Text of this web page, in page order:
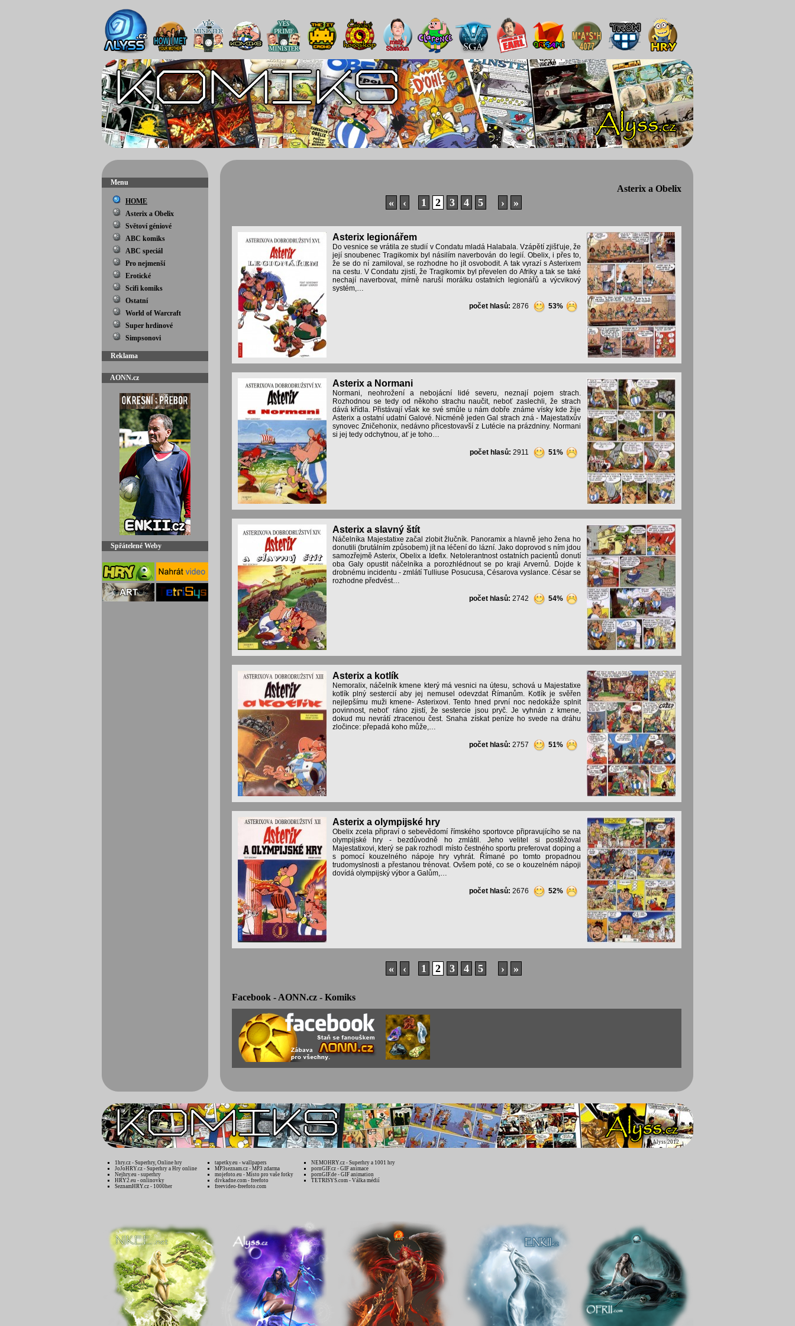
Menu
HOME
Asterix a Obelix
Světoví géniové
ABC komiks
ABC speciál
Pro nejmenší
Erotické
Scifi komiks
Ostatní
World of Warcraft
Super hrdinové
Simpsonovi
Reklama
AONN.cz
Spřátelené Weby
Asterix a Obelix
« ‹ 1 2 3 4 5 › »
Asterix legionářem
Do vesnice se vrátila ze studií v Condatu mladá Halabala. Vzápětí zjišťuje, že
její snoubenec Tragikomix byl násilím naverbován do legií. Obelix, i přes to,
že se do ní zamiloval, se rozhodne ho jít osvobodit. A tak vyrazí s Asterixem
na cestu. V Condatu zjistí, že Tragikomix byl převelen do Afriky a tak se také
nechají naverbovat, mírně naruší morálku ostatních legionářů a výcvikový
systém,…
počet hlasů: 2876 53%
Asterix a Normani
Normani, neohrožení a nebojácní lidé severu, neznají pojem strach.
Rozhodnou se tedy od někoho strachu naučit, neboť zaslechli, že strach
dává křídla. Přistávají však ke své smůle u nám dobře známe vísky kde žije
Asterix a ostatní udatní Galové. Nicméně jeden Gal strach zná - Majestatixův
synovec Zničehonix, nedávno přicestovavší z Lutécie na prázdniny. Normani
si jej tedy odchytnou, ať je toho…
počet hlasů: 2911 51%
Asterix a slavný štít
Náčelníka Majestatixe začal zlobit žlučník. Panoramix a hlavně jeho žena ho
donutili (brutálním způsobem) jít na léčení do lázní. Jako doprovod s ním jdou
samozřejmě Asterix, Obelix a Idefix. Netolerantnost ostatních pacientů donutí
oba Galy opustit náčelníka a porozhlédnout se po kraji Arvernů. Dojde k
drobnému incidentu - zmlátí Tulliuse Posucusa, Césarova vyslance. César se
rozhodne předvést…
počet hlasů: 2742 54%
Asterix a kotlík
Nemoralix, náčelník kmene který má vesnici na útesu, schová u Majestatixe
kotlík plný sestercií aby jej nemusel odevzdat Římanům. Kotlík je svěřen
nejlepšímu muži kmene- Asterixovi. Tento hned první noc nedokáže splnit
povinnost, neboť ráno zjistí, že sestercie jsou pryč. Je vyhnán z kmene,
dokud mu nevrátí ztracenou čest. Snaha získat peníze ho svede na dráhu
zločince: přepadá koho může,…
počet hlasů: 2757 51%
Asterix a olympijské hry
Obelix zcela připraví o sebevědomí římského sportovce připravujícího se na
olympijské hry - bezdůvodně ho zmlátil. Jeho velitel si postěžoval
Majestatixovi, který se pak rozhodl místo čestného sportu preferovat doping a
s pomocí kouzelného nápoje hry vyhrát. Římané po tomto propadnou
trudomyslnosti a přestanou trénovat. Ovšem poté, co se o kouzelném nápoji
dovídá olympijský výbor a Galům,…
počet hlasů: 2676 52%
« ‹ 1 2 3 4 5 › »
Facebook - AONN.cz - Komiks
©Alyss 2012
1hry.cz - Superhry, Online hry
JoJoHRY.cz - Superhry a Hry online
Nejhry.eu - superhry
HRY2.eu - onlinovky
SeznamHRY.cz - 1000her
tapetky.eu - wallpapers
MP3seznam.cz - MP3 zdarma
mojefoto.eu - Místo pro vaše fotky
divkadne.com - freefoto
freevideo-freefoto.com
NEMOHRY.cz - Superhry a 1001 hry
pornGIF.cz - GIF animace
pornGIF.de - GIF animation
TETRISYS.com - Válka médií